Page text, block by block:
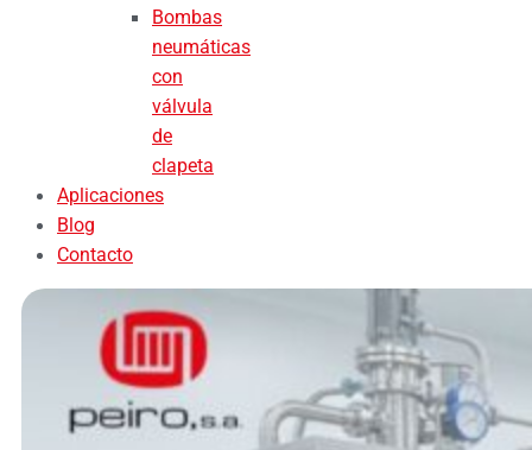
Bombas
neumáticas
con
válvula
de
clapeta
Aplicaciones
Blog
Contacto